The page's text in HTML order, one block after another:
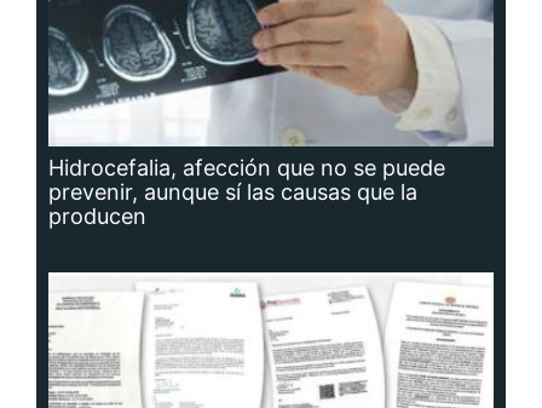
Hidrocefalia, afección que no se puede
prevenir, aunque sí las causas que la
producen